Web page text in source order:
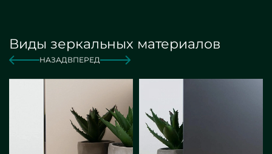
Виды зеркальных материалов
НАЗАДВПЕРЕД